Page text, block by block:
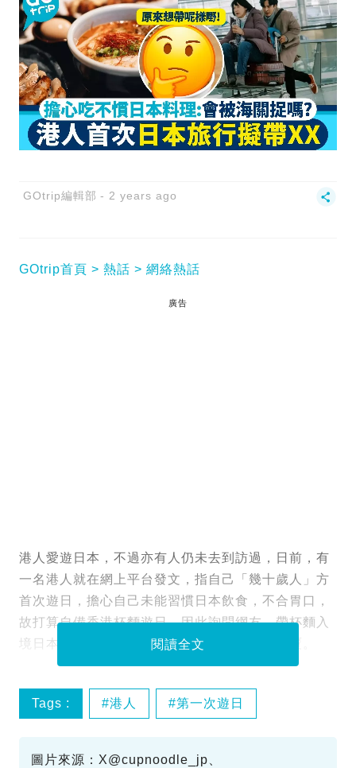
GOtrip編輯部 2 years ago
GOtrip首頁 熱話 網絡熱話
廣告
港人愛遊日本，不過亦有人仍未去到訪過，日前，有
一名港人就在網上平台發文，指自己「幾十歲人」方
首次遊日，擔心自己未能習慣日本飲食，不合胃口，
故打算自備香港杯麵遊日，因此詢問網友，帶杯麵入
境日本會否被海關扣查，引來廣大網友熱心回覆。
閱讀全文
Tags : 港人 第一次遊日
圖片來源：X@cupnoodle_jp、